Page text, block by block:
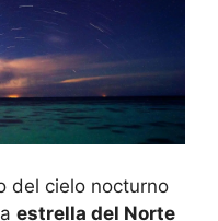
del cielo nocturno
estrella del Norte